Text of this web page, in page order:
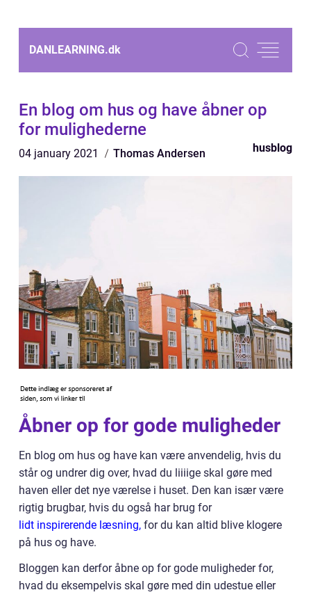
DANLEARNING.dk
En blog om hus og have åbner op
for mulighederne
04 january 2021 Thomas Andersen husblog
Åbner op for gode muligheder
En blog om hus og have kan være anvendelig, hvis du
står og undrer dig over, hvad du liiiige skal gøre med
haven eller det nye værelse i huset. Den kan især være
rigtig brugbar, hvis du også har brug for
lidt inspirerende læsning, for du kan altid blive klogere
på hus og have.
Bloggen kan derfor åbne op for gode muligheder for,
hvad du eksempelvis skal gøre med din udestue eller